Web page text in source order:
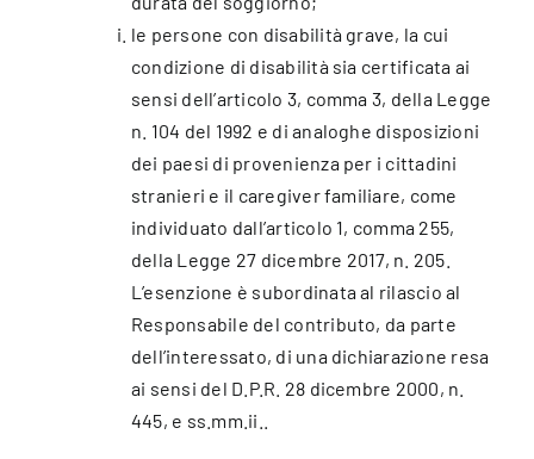
le persone con disabilità grave, la cui
condizione di disabilità sia certificata ai
sensi dell’articolo 3, comma 3, della Legge
n. 104 del 1992 e di analoghe disposizioni
dei paesi di provenienza per i cittadini
stranieri e il caregiver familiare, come
individuato dall’articolo 1, comma 255,
della Legge 27 dicembre 2017, n. 205.
L’esenzione è subordinata al rilascio al
Responsabile del contributo, da parte
dell’interessato, di una dichiarazione resa
ai sensi del D.P.R. 28 dicembre 2000, n.
445, e ss.mm.ii..